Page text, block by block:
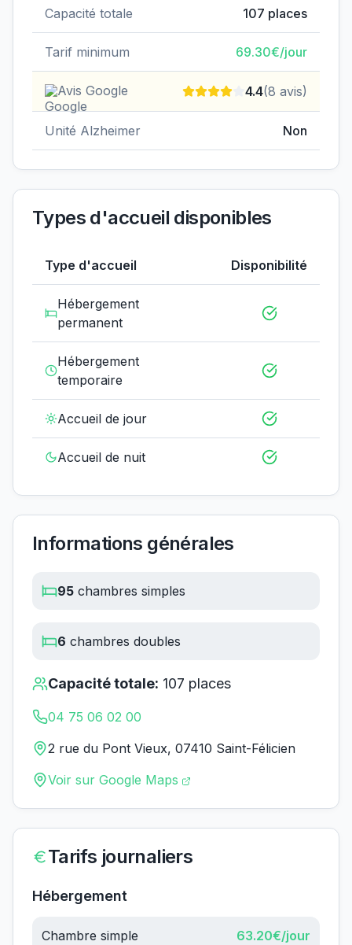
Capacité totale 107 places
Tarif minimum 69.30€/jour
Avis Google 4.4(8 avis)
Unité Alzheimer Non
Types d'accueil disponibles
Type d'accueil Disponibilité
Hébergement
permanent
Hébergement
temporaire
Accueil de jour
Accueil de nuit
Informations générales
95 chambres simples
6 chambres doubles
Capacité totale: 107 places
04 75 06 02 00
2 rue du Pont Vieux, 07410 Saint-Félicien
Voir sur Google Maps
Tarifs journaliers
Hébergement
Chambre simple 63.20€/jour